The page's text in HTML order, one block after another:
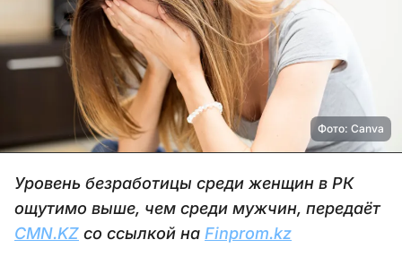
Фото: Canva
Уровень безработицы среди женщин в РК
ощутимо выше, чем среди мужчин, передаёт
CMN.KZ со ссылкой на Finprom.kz